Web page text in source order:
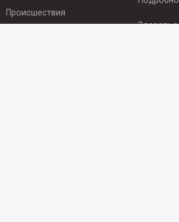
Происшествия
Здоровье